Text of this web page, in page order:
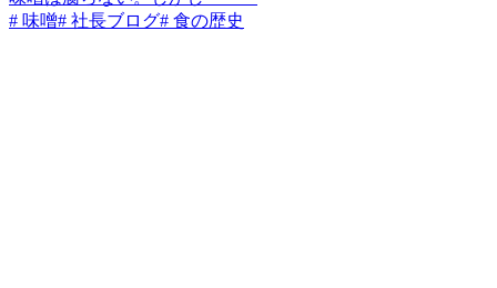
# 味噌# 社長ブログ# 食の歴史